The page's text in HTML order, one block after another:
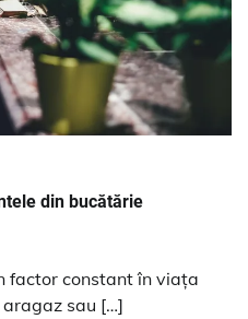
din bucătărie
factor constant în viața
sau […]